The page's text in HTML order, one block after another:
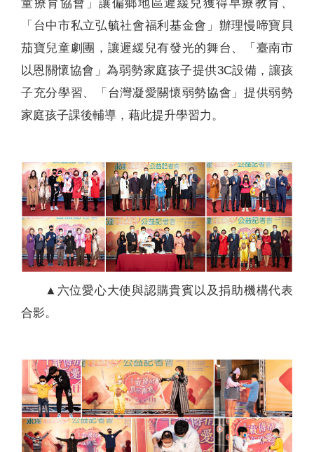
童療育協會」讓偏鄉地區遲緩兒獲得早療教育、
「台中市私立弘毓社會福利基金會」辦理慢啼寶貝
茄寶兒童劇團，讓遲緩兒有發光的舞台、「臺南市
以恩關懷協會」為弱勢家庭孩子提供3C設備，讓孩
子充分學習、「台灣凝愛關懷弱勢協會」提供弱勢
家庭孩子課後輔導，藉此提升學習力。
▲六位愛心大使與認購貴賓以及捐助機構代表
合影。